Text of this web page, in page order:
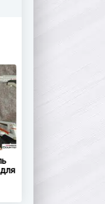
M4A1 «Decimator» для